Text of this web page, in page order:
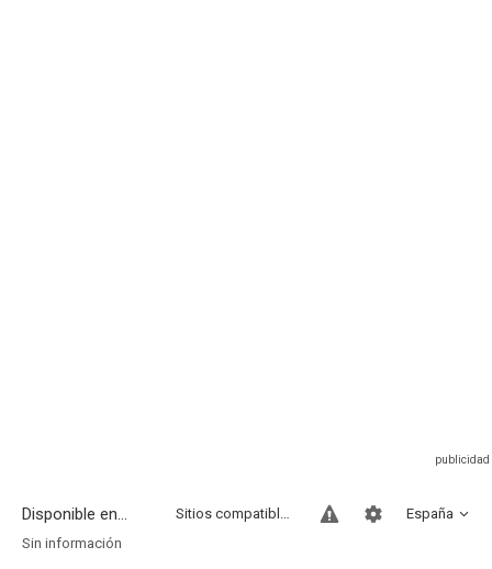
Disponible en... España
Sitios compatibles
Sin información